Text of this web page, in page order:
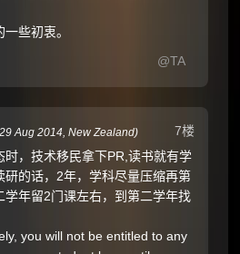
些初衷。
@TA
7楼
29 Aug 2014,New Zealand)
时，技术移民拿下PR,读书就有学
研的话，2年，学科尽量压缩再第
学年留2门课左右，到第二学年找
you will not be entitled to any